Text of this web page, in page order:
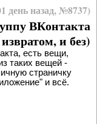
день назад, №8737)
ВКонтакта
и без)
есть вещи,
таких вещей -
страничку
и всё.